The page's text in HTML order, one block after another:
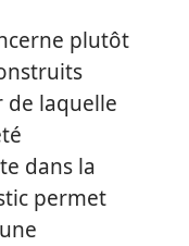
plutôt
de laquelle
dans la
permet